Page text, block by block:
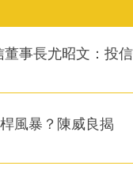
董事長尤昭文：投信
風暴？陳威良揭